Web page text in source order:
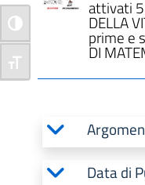
Attiva/disattiva alto
Attiva/disattiva dimensione
attivati 5
DELLA
prime e
DI
Data di